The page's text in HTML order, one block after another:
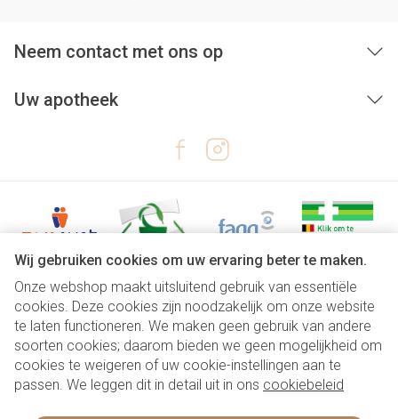
Wij gebruiken cookies om uw ervaring beter te maken.
Onze webshop maakt uitsluitend gebruik van essentiële
cookies. Deze cookies zijn noodzakelijk om onze website
te laten functioneren. We maken geen gebruik van andere
soorten cookies; daarom bieden we geen mogelijkheid om
cookies te weigeren of uw cookie-instellingen aan te
passen. We leggen dit in detail uit in ons cookiebeleid
Neem contact met ons op
Uw apotheek
Juridische links